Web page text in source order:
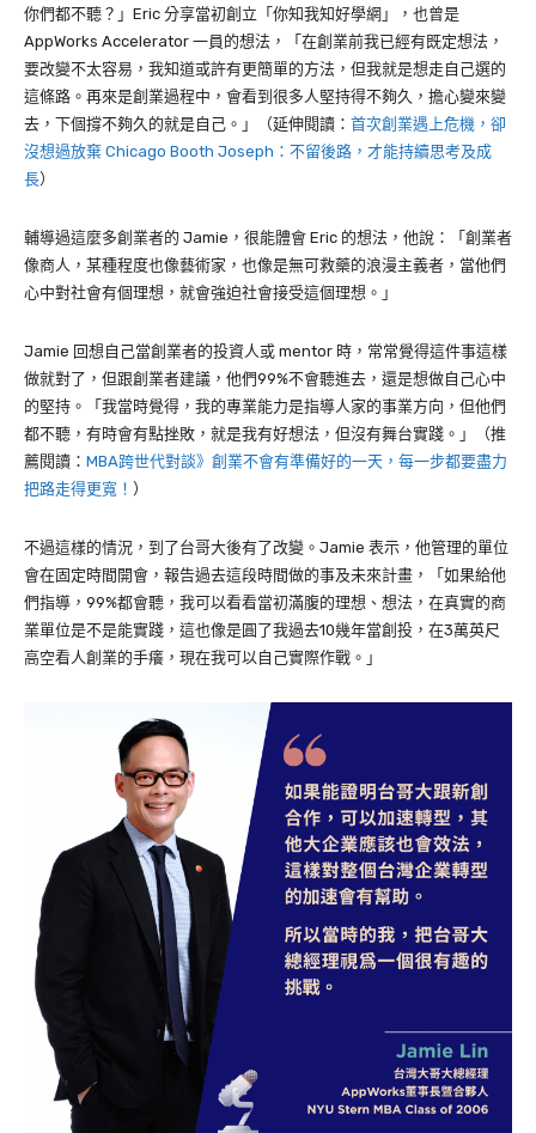
你們都不聽？」Eric 分享當初創立「你知我知好學網」，也曾是
AppWorks Accelerator 一員的想法，「在創業前我已經有既定想法，
要改變不太容易，我知道或許有更簡單的方法，但我就是想走自己選的
這條路。再來是創業過程中，會看到很多人堅持得不夠久，擔心變來變
去，下個撐不夠久的就是自己。」（延伸閱讀： 首次創業遇上危機，卻
沒想過放棄 Chicago Booth Joseph：不留後路，才能持續思考及成
長）
輔導過這麼多創業者的 Jamie，很能體會 Eric 的想法，他說：「創業者
像商人，某種程度也像藝術家，也像是無可救藥的浪漫主義者，當他們
心中對社會有個理想，就會強迫社會接受這個理想。」
Jamie 回想自己當創業者的投資人或 mentor 時，常常覺得這件事這樣
做就對了，但跟創業者建議，他們99%不會聽進去，還是想做自己心中
的堅持。「我當時覺得，我的專業能力是指導人家的事業方向，但他們
都不聽，有時會有點挫敗，就是我有好想法，但沒有舞台實踐。」（推
薦閱讀： MBA跨世代對談》創業不會有準備好的一天，每一步都要盡力
把路走得更寬！ ）
不過這樣的情況，到了台哥大後有了改變。Jamie 表示，他管理的單位
會在固定時間開會，報告過去這段時間做的事及未來計畫，「如果給他
們指導，99%都會聽，我可以看看當初滿腹的理想、想法，在真實的商
業單位是不是能實踐，這也像是圓了我過去10幾年當創投，在3萬英尺
高空看人創業的手癢，現在我可以自己實際作戰。」